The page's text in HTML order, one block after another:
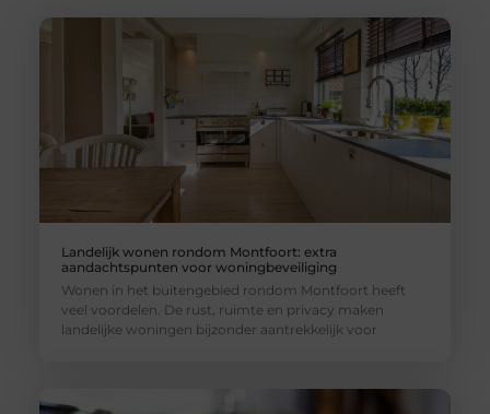
Landelijk wonen rondom Montfoort: extra
aandachtspunten voor woningbeveiliging
Wonen in het buitengebied rondom Montfoort heeft
veel voordelen. De rust, ruimte en privacy maken
landelijke woningen bijzonder aantrekkelijk voor